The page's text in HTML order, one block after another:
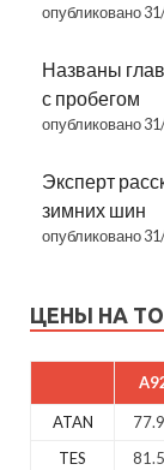
опубликовано
Названы
с пробегом
опубликовано
Эксперт
зимних шин
опубликовано
ЦЕНЫ НА
ATAN
TES